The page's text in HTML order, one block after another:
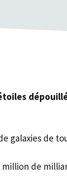
galaxies de
de